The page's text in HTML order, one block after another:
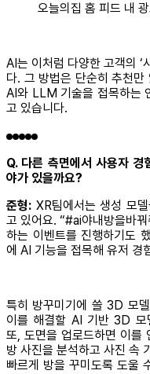
오늘의집 홈 피드 내
AI는 이처럼 다양한 고객의 ‘
다. 그 방법은 단순히 추천
AI와 LLM 기술을 접목하는
고 있습니다.
Q. 다른 측면에서 사용자
야가 있을까요?
준형: XR팀에서는 생성 모
고 있어요. “#ai야내방을바
하는 이벤트를 진행하기도
에 AI 기능을 접목해 유저 경
특히 방꾸미기에 쓸 3D 모
이를 해결할 AI 기반 3D 모
또, 도면을 업로드하면 이를
방 사진을 분석하고 사진 속
빠르게 방을 꾸미도록 도울